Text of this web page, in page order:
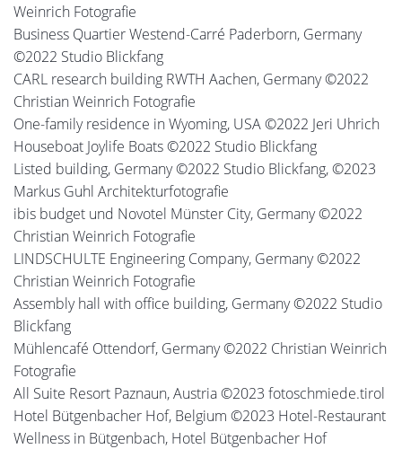
Weinrich Fotografie
Business Quartier Westend-Carré Paderborn, Germany
©2022 Studio Blickfang
CARL research building RWTH Aachen, Germany ©2022
Christian Weinrich Fotografie
One-family residence in Wyoming, USA ©2022 Jeri Uhrich
Houseboat Joylife Boats ©2022 Studio Blickfang
Listed building, Germany ©2022 Studio Blickfang, ©2023
Markus Guhl Architekturfotografie
ibis budget und Novotel Münster City, Germany ©2022
Christian Weinrich Fotografie
LINDSCHULTE Engineering Company, Germany ©2022
Christian Weinrich Fotografie
Assembly hall with office building, Germany ©2022 Studio
Blickfang
Mühlencafé Ottendorf, Germany ©2022 Christian Weinrich
Fotografie
All Suite Resort Paznaun, Austria ©2023 fotoschmiede.tirol
Hotel Bütgenbacher Hof, Belgium ©2023 Hotel-Restaurant
Wellness in Bütgenbach, Hotel Bütgenbacher Hof